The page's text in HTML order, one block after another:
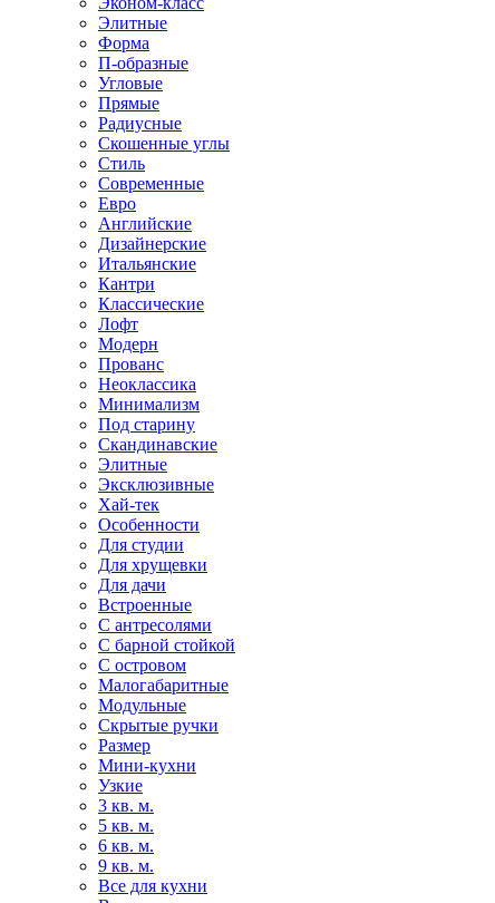
Элитные
Форма
П-образные
Угловые
Прямые
Радиусные
Скошенные углы
Стиль
Современные
Евро
Английские
Дизайнерские
Итальянские
Кантри
Классические
Лофт
Модерн
Прованс
Неоклассика
Минимализм
Под старину
Скандинавские
Элитные
Эксклюзивные
Хай-тек
Особенности
Для студии
Для хрущевки
Для дачи
Встроенные
С антресолями
С барной стойкой
С островом
Малогабаритные
Модульные
Скрытые ручки
Размер
Мини-кухни
Узкие
3 кв. м.
5 кв. м.
6 кв. м.
9 кв. м.
Все для кухни